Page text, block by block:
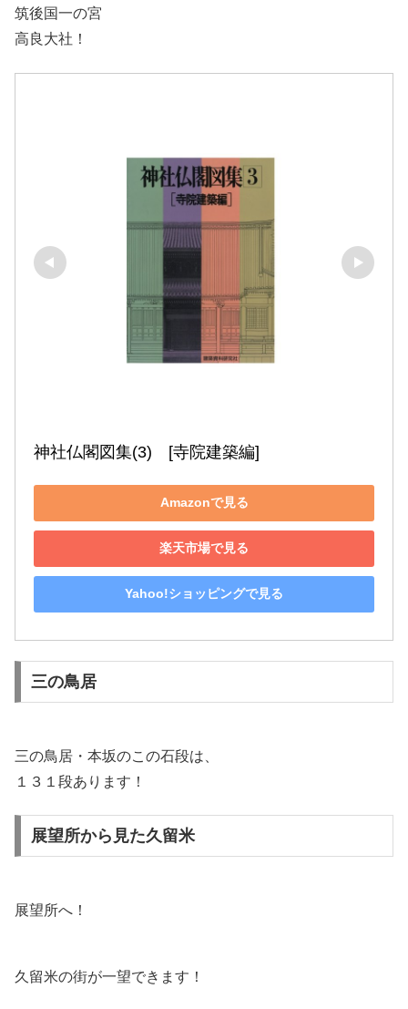
筑後国一の宮
高良大社！
神社仏閣図集(3)　[寺院建築編]
Amazonで見る
楽天市場で見る
Yahoo!ショッピングで見る
三の鳥居
三の鳥居・本坂のこの石段は、
１３１段あります！
展望所から見た久留米
展望所へ！
久留米の街が一望できます！